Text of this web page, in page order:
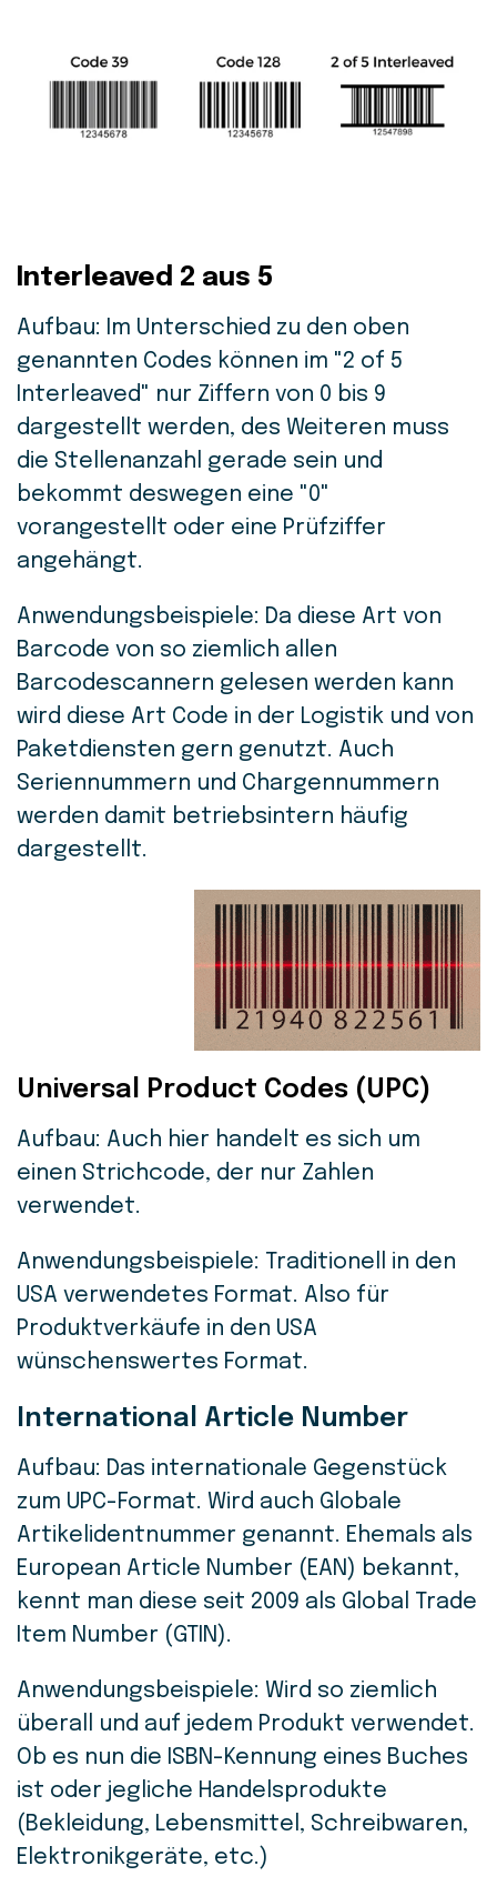
Interleaved 2 aus 5
Aufbau: Im Unterschied zu den oben
genannten Codes können im "2 of 5
Interleaved" nur Ziffern von 0 bis 9
dargestellt werden, des Weiteren muss
die Stellenanzahl gerade sein und
bekommt deswegen eine "0"
vorangestellt oder eine Prüfziffer
angehängt.
Anwendungsbeispiele: Da diese Art von
Barcode von so ziemlich allen
Barcodescannern gelesen werden kann
wird diese Art Code in der Logistik und von
Paketdiensten gern genutzt. Auch
Seriennummern und Chargennummern
werden damit betriebsintern häufig
dargestellt.
Universal Product Codes (UPC)
Aufbau: Auch hier handelt es sich um
einen Strichcode, der nur Zahlen
verwendet.
Anwendungsbeispiele: Traditionell in den
USA verwendetes Format. Also für
Produktverkäufe in den USA
wünschenswertes Format.
International Article Number
Aufbau: Das internationale Gegenstück
zum UPC-Format. Wird auch Globale
Artikelidentnummer genannt. Ehemals als
European Article Number (EAN) bekannt,
kennt man diese seit 2009 als Global Trade
Item Number (GTIN).
Anwendungsbeispiele: Wird so ziemlich
überall und auf jedem Produkt verwendet.
Ob es nun die ISBN-Kennung eines Buches
ist oder jegliche Handelsprodukte
(Bekleidung, Lebensmittel, Schreibwaren,
Elektronikgeräte, etc.)